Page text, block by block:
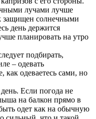
лучами лучше
защищен солнечными
день держится
планировать на утро
подбирать,
– одевать
одеваетесь сами, но
Если погода не
на балкон прямо в
одет как на обычную